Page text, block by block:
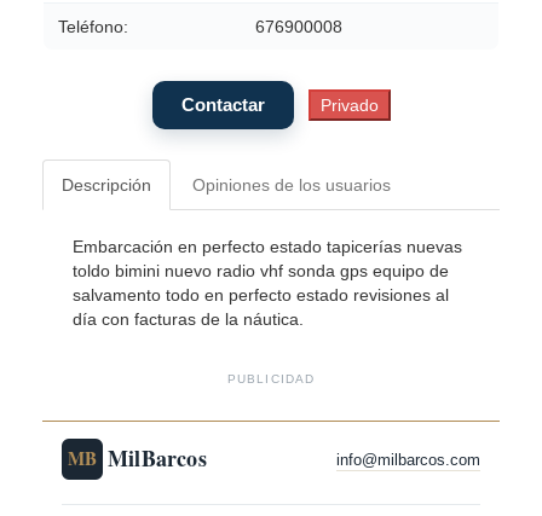
Teléfono: 676900008
Descripción Opiniones de los usuarios
Embarcación en perfecto estado tapicerías nuevas
toldo bimini nuevo radio vhf sonda gps equipo de
salvamento todo en perfecto estado revisiones al
día con facturas de la náutica.
PUBLICIDAD
MB MilBarcos info@milbarcos.com